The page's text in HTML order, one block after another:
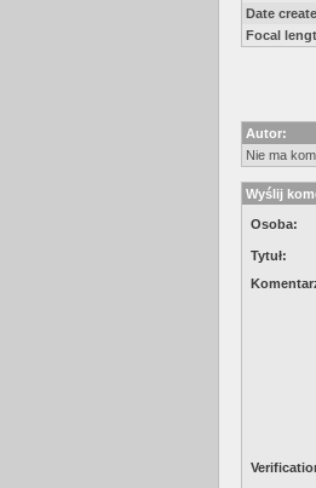
Date
Focal
Autor:
Nie ma
Wyślij
Osoba:
Tytuł: